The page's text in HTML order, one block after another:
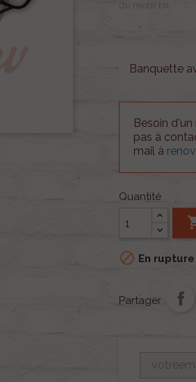
OU PAYER EN
Banquette
Besoin
pas à
mail à
Quantité
 En
Partager